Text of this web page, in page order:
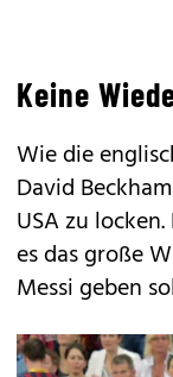
Keine
Wie die
David
USA zu
es das große
Messi geben